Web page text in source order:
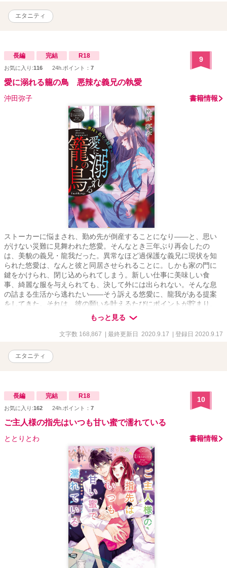
エタニティ
長編 完結 R18
お気に入り:116 24h.ポイント： 7
9
愛に溺れる籠の鳥 悪辣な義兄の執愛
沖田弥子 書籍情報
ストーカーに悩まされ、勤め先が倒産することになり――と、思い
がけない災難に見舞われた悠愛。そんなとき三年ぶり再会したの
は、美貌の義兄・龍我だった。異常なほど過保護な義兄に現状を知
られた悠愛は、なんと彼と同居させられることに。しかも家の門に
鍵をかけられ、閉じ込められてしまう。新しい仕事に美味しい食
事、綺麗な服を与えられても、決して外には出られない。そんな息
の詰まる生活から逃れたい――そう訴える悠愛に、龍我がある提案
をしてきた。それは、彼の願いを叶えるたびにポイントが貯まり、
満点になると外出できるというもの。悠愛はそれを呑み、義兄の願
いを叶えようとするが、頬へのキス、ハグ、そして秘めた場所への
愛撫と、次々に要求がエスカレートして……
もっと見る
文字数 168,867 | 最終更新日 2020.9.17 | 登録日 2020.9.17
エタニティ
長編 完結 R18
お気に入り:162 24h.ポイント： 7
10
ご主人様の指先はいつも甘い蜜で濡れている
ととりとわ 書籍情報